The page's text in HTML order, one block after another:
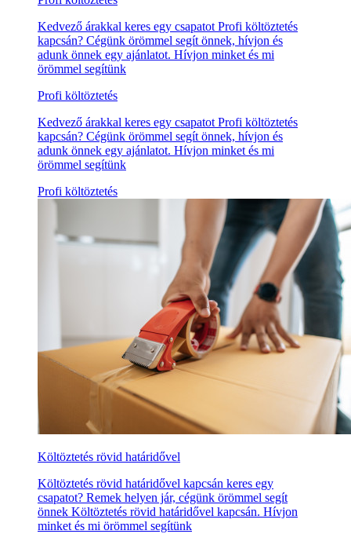
Kedvező árakkal keres egy csapatot Profi költöztetés
kapcsán? Cégünk örömmel segít önnek, hívjon és
adunk önnek egy ajánlatot. Hívjon minket és mi
örömmel segítünk
Profi költöztetés
Kedvező árakkal keres egy csapatot Profi költöztetés
kapcsán? Cégünk örömmel segít önnek, hívjon és
adunk önnek egy ajánlatot. Hívjon minket és mi
örömmel segítünk
Profi költöztetés
Költöztetés rövid határidővel
Költöztetés rövid határidővel kapcsán keres egy
csapatot? Remek helyen jár, cégünk örömmel segít
önnek Költöztetés rövid határidővel kapcsán. Hívjon
minket és mi örömmel segítünk